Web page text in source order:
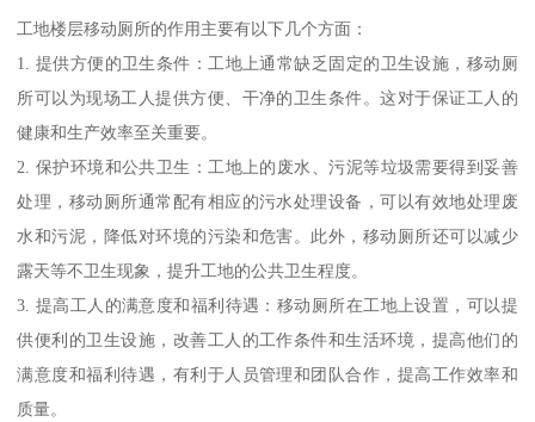
工地楼层移动厕所的作用主要有以下几个方面：
1. 提供方便的卫生条件：工地上通常缺乏固定的卫生设施，移动厕
所可以为现场工人提供方便、干净的卫生条件。这对于保证工人的
健康和生产效率至关重要。
2. 保护环境和公共卫生：工地上的废水、污泥等垃圾需要得到妥善
处理，移动厕所通常配有相应的污水处理设备，可以有效地处理废
水和污泥，降低对环境的污染和危害。此外，移动厕所还可以减少
露天等不卫生现象，提升工地的公共卫生程度。
3. 提高工人的满意度和福利待遇：移动厕所在工地上设置，可以提
供便利的卫生设施，改善工人的工作条件和生活环境，提高他们的
满意度和福利待遇，有利于人员管理和团队合作，提高工作效率和
质量。